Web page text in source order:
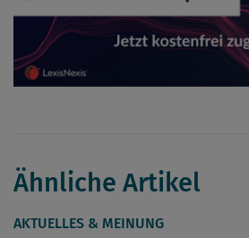
Ähnliche Artikel
AKTUELLES & MEINUNG